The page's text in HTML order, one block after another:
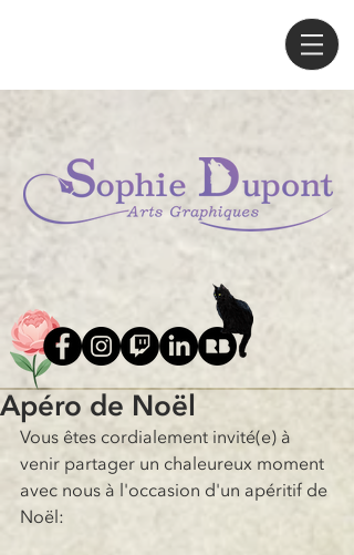
Apéro de Noël
Vous êtes cordialement invité(e) à
venir partager un chaleureux moment
avec nous à l'occasion d'un apéritif de
Noël: